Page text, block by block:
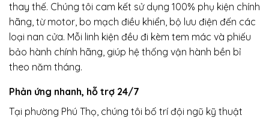
thay thế. Chúng tôi cam kết sử dụng 100% phụ kiện chính
hãng, từ motor, bo mạch điều khiển, bộ lưu điện đến các
loại nan cửa. Mỗi linh kiện đều đi kèm tem mác và phiếu
bảo hành chính hãng, giúp hệ thống vận hành bền bỉ
theo năm tháng.
Phản ứng nhanh, hỗ trợ 24/7
Tại phường Phú Thọ, chúng tôi bố trí đội ngũ kỹ thuật